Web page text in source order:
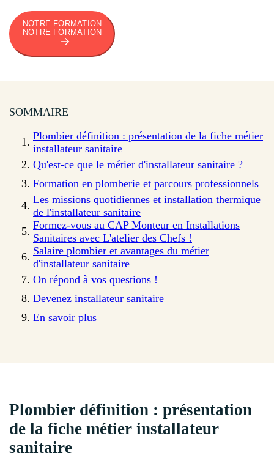
NOTRE FORMATION
NOTRE FORMATION
SOMMAIRE
Plombier définition : présentation de la fiche métier
installateur sanitaire
Qu'est-ce que le métier d'installateur sanitaire ?
Formation en plomberie et parcours professionnels
Les missions quotidiennes et installation thermique
de l'installateur sanitaire
Formez-vous au CAP Monteur en Installations
Sanitaires avec L'atelier des Chefs !
Salaire plombier et avantages du métier
d'installateur sanitaire
On répond à vos questions !
Devenez installateur sanitaire
En savoir plus
Plombier définition : présentation
de la fiche métier installateur
sanitaire